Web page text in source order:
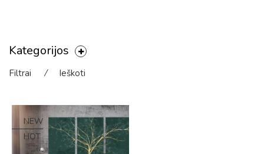
Kategorijos
Filtrai ⁄ Ieškoti
NEW
HOT